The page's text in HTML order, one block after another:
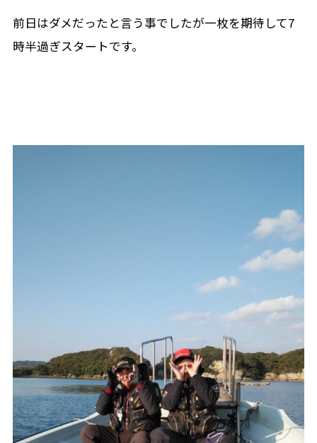
前日はダメだったと言う事でしたが一枚を期待して7
時半過ぎスタートです。